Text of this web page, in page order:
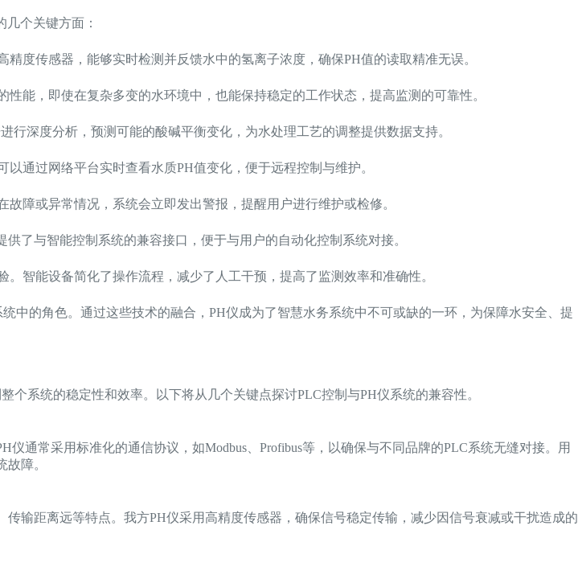
个关键方面：
度传感器，能够实时检测并反馈水中的氢离子浓度，确保PH值的读取精准无误。
能，即使在复杂多变的水环境中，也能保持稳定的工作状态，提高监测的可靠性。
行深度分析，预测可能的酸碱平衡变化，为水处理工艺的调整提供数据支持。
通过网络平台实时查看水质PH值变化，便于远程控制与维护。
障或异常情况，系统会立即发出警报，提醒用户进行维护或检修。
了与智能控制系统的兼容接口，便于与用户的自动化控制系统对接。
智能设备简化了操作流程，减少了人工干预，提高了监测效率和准确性。
中的角色。通过这些技术的融合，PH仪成为了智慧水务系统中不可或缺的一环，为保障水安全、提
系统的稳定性和效率。以下将从几个关键点探讨PLC控制与PH仪系统的兼容性。
通常采用标准化的通信协议，如Modbus、Profibus等，以确保与不同品牌的PLC系统无缝对接。用
障。
输距离远等特点。我方PH仪采用高精度传感器，确保信号稳定传输，减少因信号衰减或干扰造成的